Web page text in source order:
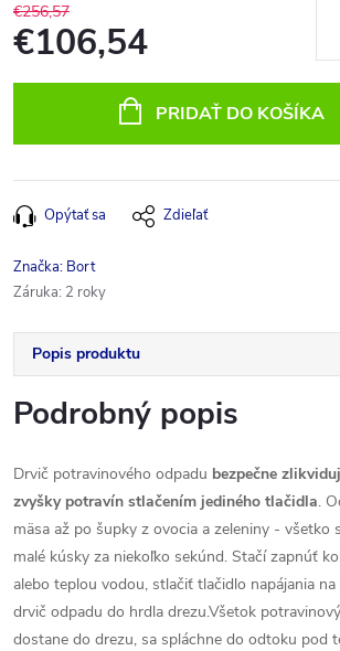
€256,57
€106,54
PRIDAŤ DO KOŠÍKA
Opýtať sa Zdieľať
Značka: Bort
Záruka: 2 roky
Popis produktu
Podrobný popis
Drvič potravinového odpadu bezpečne
zvyšky potravín stlačením jediného tlačidla.
mäsa až po šupky z ovocia a zeleniny - všetko
malé kúsky za niekoľko sekúnd. Stačí zapnúť
alebo teplou vodou, stlačiť tlačidlo napájania
drvič odpadu do hrdla drezu.Všetok
dostane do drezu, sa spláchne do odtoku pod